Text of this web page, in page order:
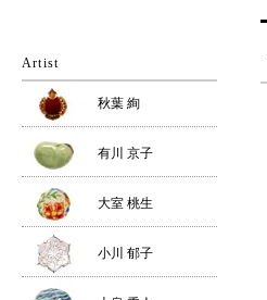
Artist
秋葉 絢
有川 京子
大室 桃生
小川 郁子